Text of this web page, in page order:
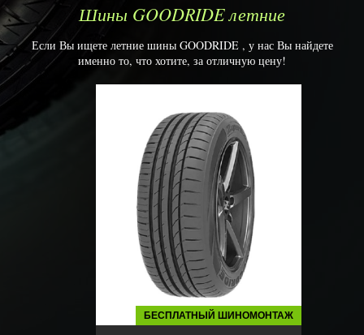
Шины GOODRIDE летние
Если Вы ищете летние шины GOODRIDE , у нас Вы найдете
именно то, что хотите, за отличную цену!
БЕСПЛАТНЫЙ ШИНОМОНТАЖ